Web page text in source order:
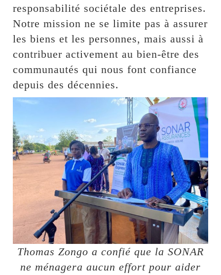
responsabilité sociétale des entreprises.
Notre mission ne se limite pas à assurer
les biens et les personnes, mais aussi à
contribuer activement au bien-être des
communautés qui nous font confiance
depuis des décennies.
Thomas Zongo a confié que la SONAR
ne ménagera aucun effort pour aider